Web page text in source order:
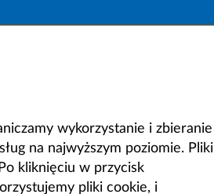
wykorzystanie i zbieranie
na najwyższym poziomie. Pliki
kliknięciu w przycisk
pliki cookie, i